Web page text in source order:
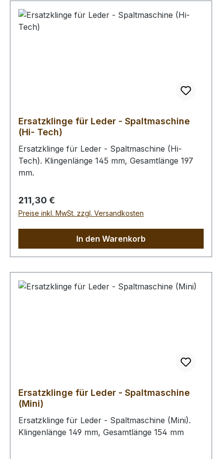
Ersatzklinge für Leder - Spaltmaschine
(Hi- Tech)
Ersatzklinge für Leder - Spaltmaschine (Hi-
Tech). Klingenlänge 145 mm, Gesamtlänge 197
mm.
Regulärer Preis:
211,30 €
Preise inkl. MwSt. zzgl. Versandkosten
In den Warenkorb
Ersatzklinge für Leder - Spaltmaschine
(Mini)
Ersatzklinge für Leder - Spaltmaschine (Mini).
Klingenlänge 149 mm, Gesamtlänge 154 mm